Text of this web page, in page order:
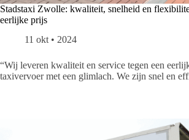
Stadstaxi Zwolle: kwaliteit, snelheid en
eerlijke prijs
11 okt • 2024
“Wij leveren kwaliteit en service tegen een
taxivervoer met een glimlach. We zijn snel en